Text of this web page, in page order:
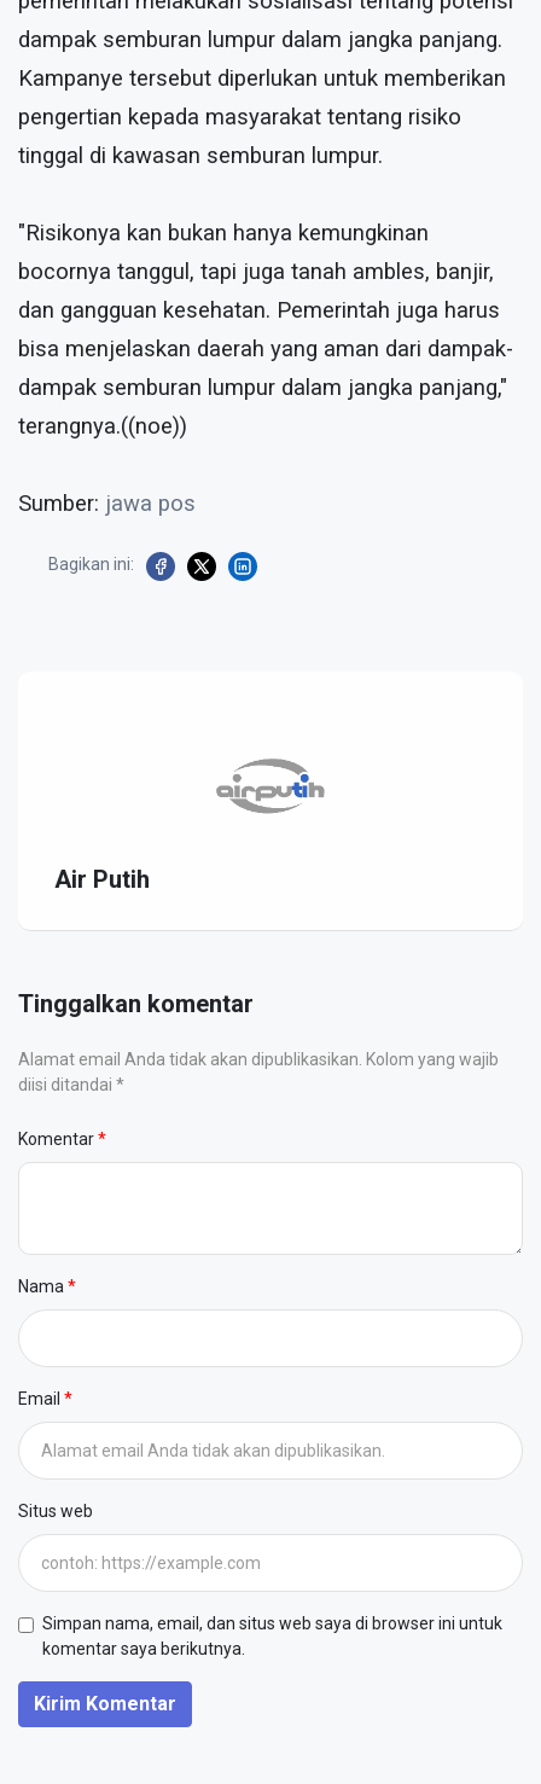
dampak semburan lumpur dalam jangka panjang.
Kampanye tersebut diperlukan untuk memberikan
pengertian kepada masyarakat tentang risiko
tinggal di kawasan semburan lumpur.
"Risikonya kan bukan hanya kemungkinan
bocornya tanggul, tapi juga tanah ambles, banjir,
dan gangguan kesehatan. Pemerintah juga harus
bisa menjelaskan daerah yang aman dari dampak-
dampak semburan lumpur dalam jangka panjang,"
terangnya.((noe))
Sumber: jawa pos
Bagikan ini:
Air Putih
Tinggalkan komentar
Alamat email Anda tidak akan dipublikasikan. Kolom yang wajib
diisi ditandai *
Komentar
Nama
Email
Situs web
Simpan nama, email, dan situs web saya di browser ini untuk
komentar saya berikutnya.
Kirim Komentar